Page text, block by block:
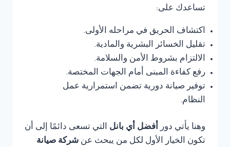
تساعدك على:
اكتشاف الحريق في مراحله الأولى.
تقليل الخسائر البشرية والمادية.
الالتزام بشروط الأمن والسلامة.
رفع كفاءة المبنى أمام الجهات المختصة.
توفير صيانة دورية تضمن استمرارية عمل
النظام.
وهنا يأتي دور أفضل أي بانل التي تسعى دائمًا إلى أن
تكون الخيار الأول لكل من يبحث عن شركة صيانة